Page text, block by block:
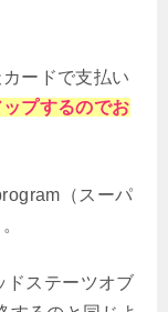
ードで支払い
プするのでお
（スーパ
ドステーツオブ